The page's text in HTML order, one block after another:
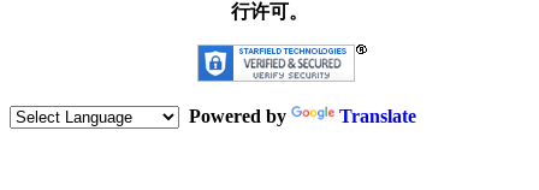
行许可。
Powered by Translate